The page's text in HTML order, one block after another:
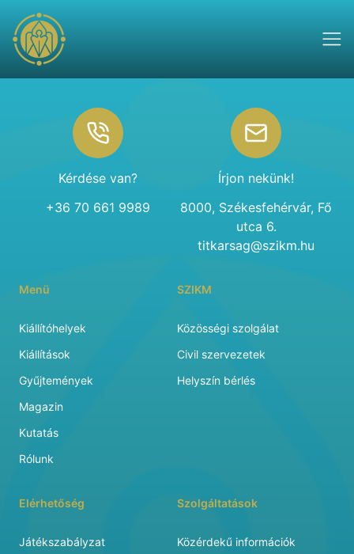
Kérdése van?
+36 70 661 9989
Írjon nekünk!
8000, Székesfehérvár, Fő
utca 6.
titkarsag@szikm.hu
Menü
Kiállítóhelyek
Kiállítások
Gyűjtemények
Magazin
Kutatás
Rólunk
SZIKM
Közösségi szolgálat
Civil szervezetek
Helyszín bérlés
Elérhetőség
Játékszabályzat
Szolgáltatások
Közérdekű információk